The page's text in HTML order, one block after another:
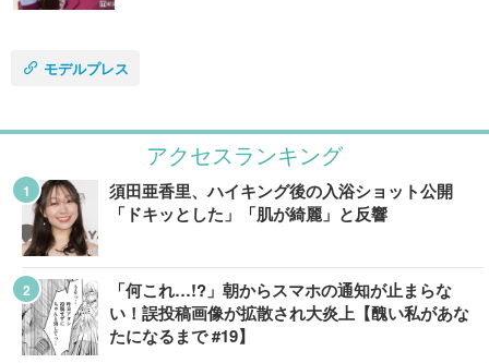
モデルプレス
アクセスランキング
須田亜香里、ハイキング後の入浴ショット公開
「ドキッとした」「肌が綺麗」と反響
「何これ…!?」朝からスマホの通知が止まらな
い！誤投稿画像が拡散され大炎上【醜い私があな
たになるまで #19】